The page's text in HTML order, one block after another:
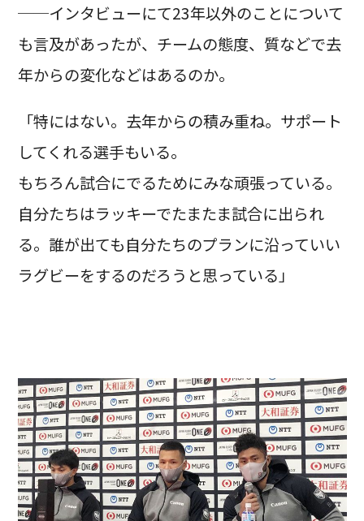
──インタビューにて23年以外のことについて
も言及があったが、チームの態度、質などで去
年からの変化などはあるのか。
「特にはない。去年からの積み重ね。サポート
してくれる選手もいる。
もちろん試合にでるためにみな頑張っている。
自分たちはラッキーでたまたま試合に出られ
る。誰が出ても自分たちのプランに沿っていい
ラグビーをするのだろうと思っている」